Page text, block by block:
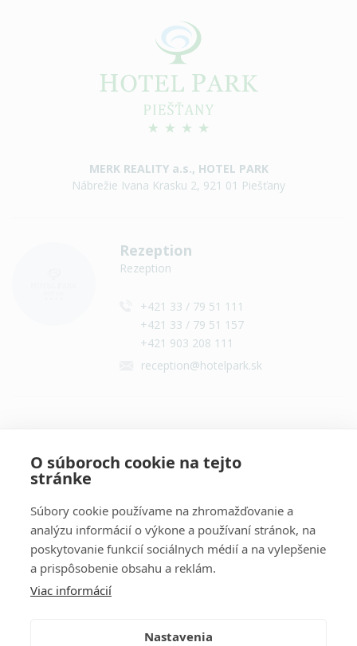
MERK REALITY a.s., HOTEL PARK
Nábrežie Ivana Krasku 2, 921 01 Piešťany
Rezeption
Rezeption
+421 33 / 79 51 111
+421 33 / 79 51 157
+421 903 208 111
reception@hotelpark.sk
Kontakt
Information
O súboroch cookie na tejto
stránke
Súbory cookie používame na zhromažďovanie a
analýzu informácií o výkone a používaní stránok, na
poskytovanie funkcií sociálnych médií a na vylepšenie
a prispôsobenie obsahu a reklám.
Viac informácií
Nastavenia